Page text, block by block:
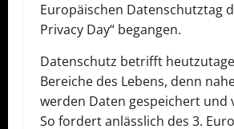
Europäischen Datenschutztag
Privacy Day“ begangen.
Datenschutz betrifft
Bereiche des Lebens, denn
werden Daten gespeichert und
So fordert anlässlich des 3.